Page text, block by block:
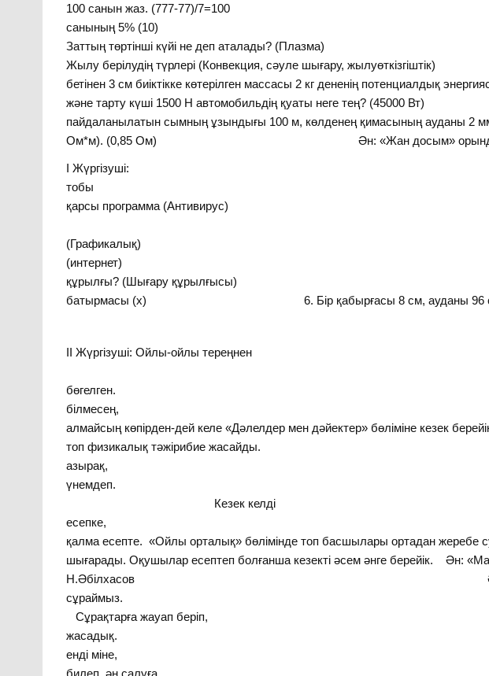
100 санын жаз. (777-77)/
санының 5%
Заттың төртінші күйі не деп
Жылу берілудің түрлері (Конвекция, сәуле шығару,
бетінен 3 см биіктікке көтерілген массасы 2 кг дененің потенциалдық
және тарту күші 1500 Н автомобильдің қуаты неге тең? (45000 Вт)
пайдаланылатын сымның ұзындығы 100 м, көлденең қимасының ауданы 2
Ом*м). (0,85 Ом) Ән: «Жан досым» орындайтын:
І Жүргізуші:
тобы 1.
қарсы программа (Антивирус)
2. Paint қандай
(Графикалық) 3.
(интернет) 4.
құрылғы? (Шығару құрылғысы) 5.
батырмасы (х) 6. Бір қабырғасы 8 см, ауданы 96
ІІ Жүргізуші: Ойлы-ойлы тереңнен
Жақсы емес
бөгелген.
алмайсың көпірден-дей келе «Дәлелдер мен дәйектер» бөліміне кезек
топ физикалық тәжірибие жасайды. І
азырақ,
Кезек келді
есепке,
қалма есепте. «Ойлы орталық» бөлімінде топ басшылары ортадан жеребе
шығарады. Оқушылар есептеп болғанша кезекті әсем әнге берейік. Ән:
Н.Әбілхасов Әділқазылар
сұраймыз. ІІ
Сұрақтарға жауап беріп,
жасадық.
енді
билеп, ән